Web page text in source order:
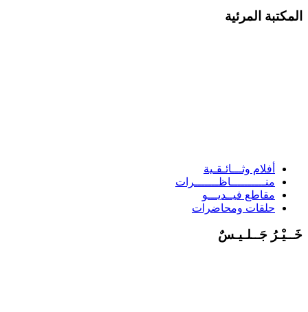
المرئية
أفلام وثـــائـقـية
منــــــــــاظـــــــرات
مقاطع فيــديـــو
حلقات ومحاضرات
جَــلـيـسٌ